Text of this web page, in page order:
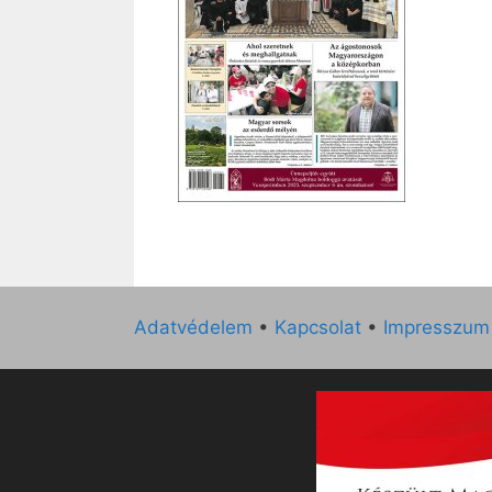
Adatvédelem • Kapcsolat • Impresszum